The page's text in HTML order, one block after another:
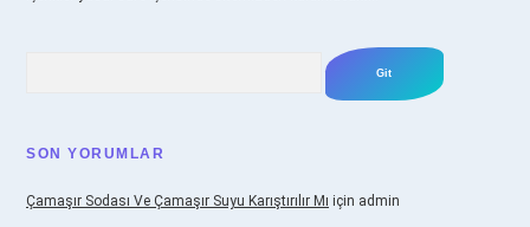
SON YORUMLAR
Çamaşır Sodası Ve Çamaşır Suyu Karıştırılır Mı için admin